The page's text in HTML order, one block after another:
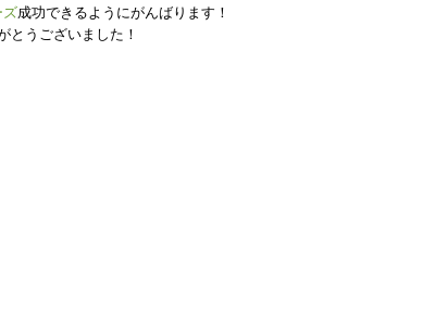
ズ成功できるようにがんばります！
とうございました！